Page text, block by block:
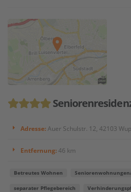
Adresse: Auer Schulstr. 12, 42103
Entfernung:46 km
Betreutes Wohnen
separater Pflegebereich